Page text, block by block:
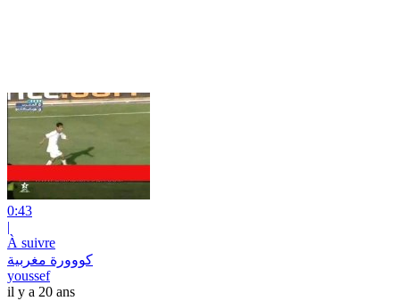
0:43
|
À suivre
كووورة مغربية
youssef
il y a 20 ans